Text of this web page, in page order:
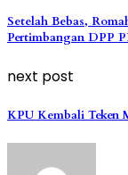
Setelah Bebas,
Pertimbangan DPP
next post
KPU Kembali Teken